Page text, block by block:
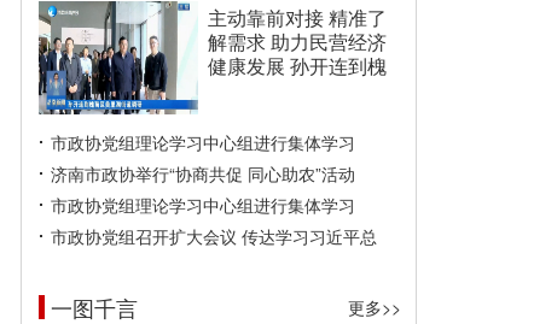
主动靠前对接 精准了
解需求 助力民营经济
健康发展 孙开连到槐
市政协党组理论学习中心组进行集体学习
济南市政协举行“协商共促 同心助农”活动
市政协党组理论学习中心组进行集体学习
市政协党组召开扩大会议 传达学习习近平总
一图千言 更多>>